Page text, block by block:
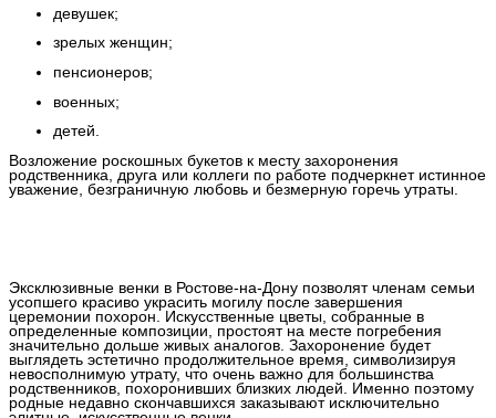
девушек;
зрелых женщин;
пенсионеров;
военных;
детей.
Возложение роскошных букетов к месту захоронения
родственника, друга или коллеги по работе подчеркнет истинное
уважение, безграничную любовь и безмерную горечь утраты.
Эксклюзивные венки в Ростове-на-Дону позволят членам семьи
усопшего красиво украсить могилу после завершения
церемонии похорон. Искусственные цветы, собранные в
определенные композиции, простоят на месте погребения
значительно дольше живых аналогов. Захоронение будет
выглядеть эстетично продолжительное время, символизируя
невосполнимую утрату, что очень важно для большинства
родственников, похоронивших близких людей. Именно поэтому
родные недавно скончавшихся заказывают исключительно